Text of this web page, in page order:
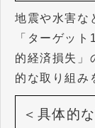
地震や水害な
「ターゲッ
的経済損失」
的な取り組み
＜具体的